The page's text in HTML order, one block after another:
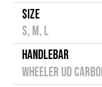
SIZE
S, M, L
HANDLEBAR
WHEELER UD